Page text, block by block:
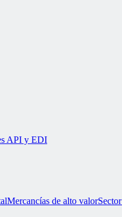
API y EDI
Mercancías de alto valor